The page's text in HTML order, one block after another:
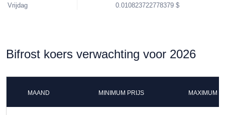
Vrijdag
0.010823722778379 $
Bifrost koers verwachting voor 2026
MAAND MINIMUM PRIJS MAXIMUM